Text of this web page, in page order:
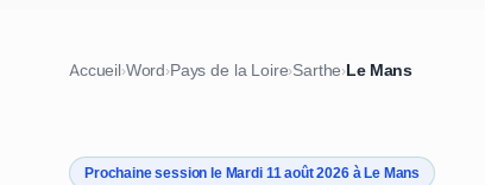
Accueil›Word›Pays de la Loire›Sarthe›Le Mans
Prochaine session le Mardi 11 août 2026 à Le Mans